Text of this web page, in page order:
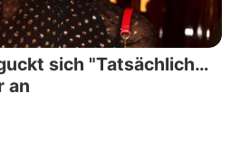
sich "Tatsächlich…
an